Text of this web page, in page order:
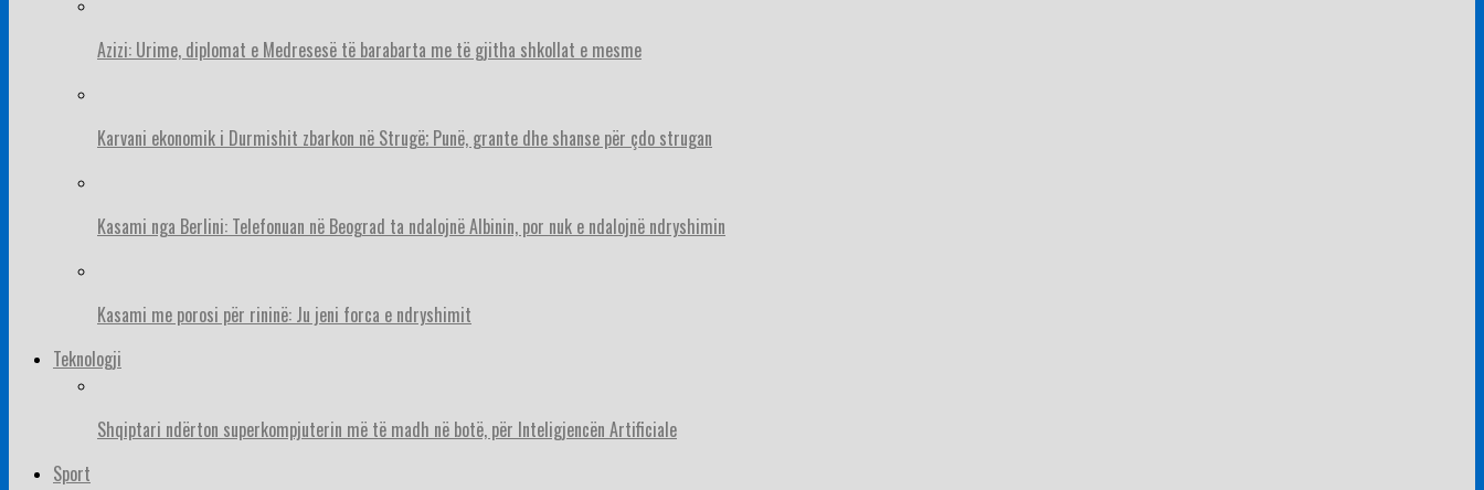
Azizi: Urime, diplomat e Medresesë të barabarta me të gjitha shkollat e mesme
Karvani ekonomik i Durmishit zbarkon në Strugë; Punë, grante dhe shanse për çdo strugan
Kasami nga Berlini: Telefonuan në Beograd ta ndalojnë Albinin, por nuk e ndalojnë ndryshimin
Kasami me porosi për rininë: Ju jeni forca e ndryshimit
Teknologji
Shqiptari ndërton superkompjuterin më të madh në botë, për Inteligjencën Artificiale
Sport